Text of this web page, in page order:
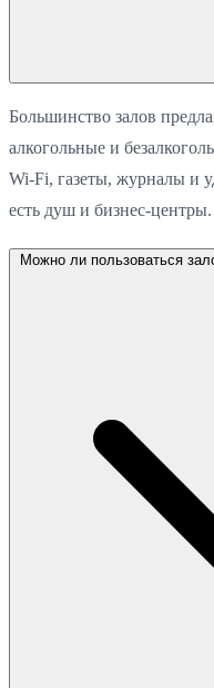
Большинство залов
алкогольные и
Wi-Fi, газеты, журналы и
есть душ и бизнес-центры.
Можно ли пользоваться